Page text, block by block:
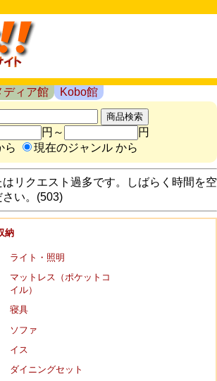
ディア館
Kobo館
円～
円
ら 現在のジャンル から
はリクエスト過多です。しばらく時間を空
い。(503)
納
ライト・照明
マットレス（ポケットコ
イル）
寝具
ソファ
イス
ダイニングセット